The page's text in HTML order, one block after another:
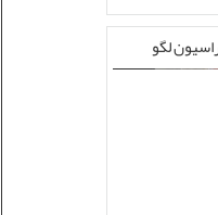
لگو